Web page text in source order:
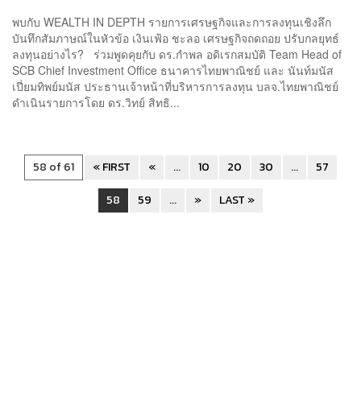
พบกับ WEALTH IN DEPTH รายการเศรษฐกิจและการลงทุนเชิงลึก
บันทึกสัมภาษณ์ในหัวข้อ เงินเฟ้อ ชะลอ เศรษฐกิจถดถอย ปรับกลยุทธ์​
ลงทุนอย่างไร? ร่วมพูดคุยกับ ดร.กำพล อดิเรกสมบัติ Team Head of
SCB Chief Investment Office ธนาคารไทยพาณิชย์ และ นันท์มนัส
เปี่ยมทิพย์มนัส ประธานเจ้าหน้าที่บริหารการลงทุน บลจ.ไทยพาณิชย์
ดำเนินรายการโดย ดร.วิทย์ สิทธิ...
58 of 61 « FIRST « ... 10 20 30 ...
57
58
59 ... » LAST »